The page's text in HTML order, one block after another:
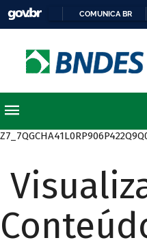
COMUNICA BR